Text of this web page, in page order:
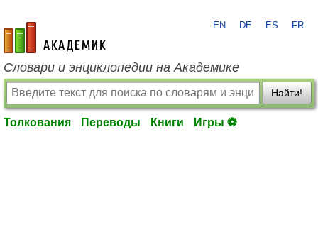
academic.ru
EN DE ES FR
Словари и энциклопедии на Академике
Найти!
Толкования Переводы Книги Игры ⚽